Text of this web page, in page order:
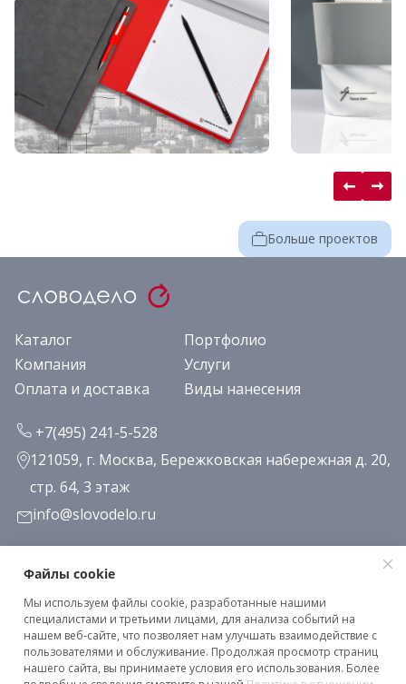
Больше проектов
Каталог
Портфолио
Компания
Услуги
Оплата и доставка
Виды нанесения
+7(495) 241-5-528
121059, г. Москва, Бережковская набережная д. 20,
стр. 64, 3 этаж
info@slovodelo.ru
Заказать звонок
Подписаться на рассылку
Клиентское соглашение
Файлы cookie
Мы используем файлы cookie, разработанные нашими
специалистами и третьими лицами, для анализа событий на
нашем веб-сайте, что позволяет нам улучшать взаимодействие с
пользователями и обслуживание. Продолжая просмотр страниц
нашего сайта, вы принимаете условия его использования. Более